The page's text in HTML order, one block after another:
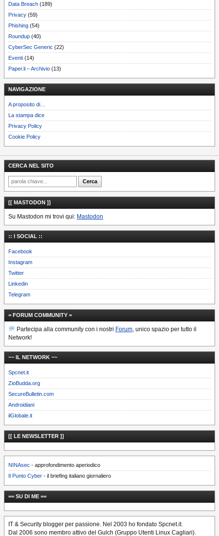
Data Breach (189)
Privacy (59)
Phishing (54)
Roundup (40)
CyberSec Generic (22)
Eventi (14)
Paper.li – Archivio (13)
NAVIGAZIONE
A proposito di…
La stampa dice
Privacy Policy
Cookie Policy
CERCA NEL SITO
[[ MASTODON ]]
Su Mastodon mi trovi qui: Mastodon
:: I SOCIAL ::
Facebook
Instagram
Twitter
Linkedin
Telegram
= FORUM COMMUNITY =
Partecipa alla community con i nostri Forum, unico spazio per tutto il
Network!
~~ IL NETWORK ~~
Spcnet.it
ZioBudda.org
SecureBulletin.com
Androidiani
ilGlobale.it
[[ LE NEWSLETTER ]]
NINAsec - approfondimento aperiodico
Il Punto Cyber - il briefing italiano giornaliero
== SU DI ME ==
IT & Security blogger per passione. Nel 2003 ho fondato Spcnet.it.
Dal 2006 sono membro attivo del Gulch (Gruppo Utenti Linux Cagliari).